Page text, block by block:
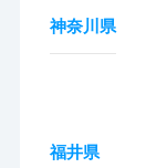
神奈川県
福井県